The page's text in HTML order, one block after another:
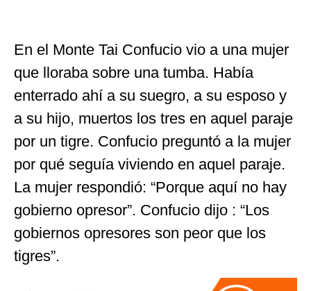
En el Monte Tai Confucio vio a una mujer
que lloraba sobre una tumba. Había
enterrado ahí a su suegro, a su esposo y
a su hijo, muertos los tres en aquel paraje
por un tigre. Confucio preguntó a la mujer
por qué seguía viviendo en aquel paraje.
La mujer respondió: “Porque aquí no hay
gobierno opresor”. Confucio dijo : “Los
gobiernos opresores son peor que los
tigres”.